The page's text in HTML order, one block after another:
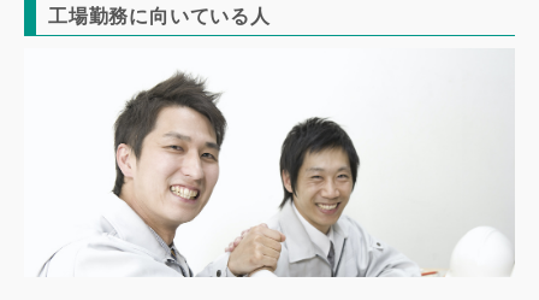
工場勤務に向いている人